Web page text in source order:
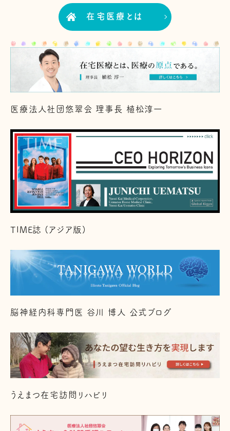
在宅医療とは
医療法人社団悠翠会 理事長 植松淳一
TIME誌 (アジア版)
脳神経内科専門医 谷川 博人 公式ブログ
うえまつ在宅訪問リハビリ